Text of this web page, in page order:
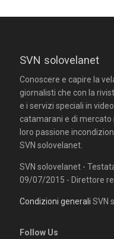
SVN solovelanet
Conoscere e capire la
giornalisti che con la
e i servizi speciali in
catamarani e di
loro passione
SVN solovelanet.
SVN solovelanet -
09/07/2015 - Direttore
Condizioni generali SVN
Follow Us